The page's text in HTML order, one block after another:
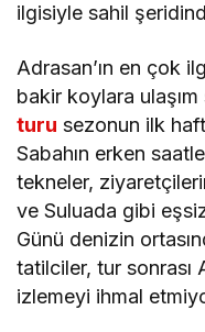
ilgisiyle sahil
Adrasan’ın en çok
bakir koylara
turu sezonun ilk
Sabahın erken
tekneler,
ve Suluada gibi
Günü denizin
tatilciler, tur sonrası
izlemeyi ihmal